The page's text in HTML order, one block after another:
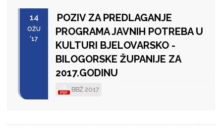
14
OŽU
'17
POZIV ZA PREDLAGANJE
PROGRAMA JAVNIH POTREBA U
KULTURI BJELOVARSKO -
BILOGORSKE ŽUPANIJE ZA
2017.GODINU
BBŽ 2017